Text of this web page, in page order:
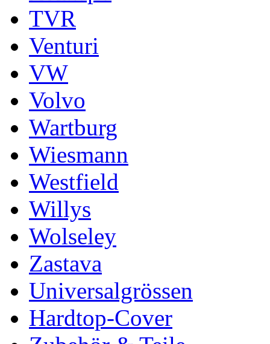
TVR
Venturi
VW
Volvo
Wartburg
Wiesmann
Westfield
Willys
Wolseley
Zastava
Universalgrössen
Hardtop-Cover